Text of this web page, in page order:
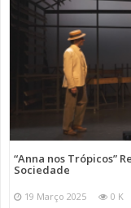
“Anna nos Trópicos”
Sociedade
19 Março 2025 0 K